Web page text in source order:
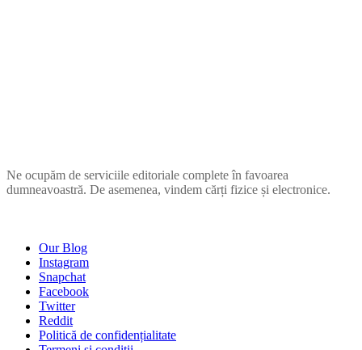
Ne ocupăm de serviciile editoriale complete în favoarea
dumneavoastră. De asemenea, vindem cărți fizice și electronice.
Our Blog
Instagram
Snapchat
Facebook
Twitter
Reddit
Politică de confidențialitate